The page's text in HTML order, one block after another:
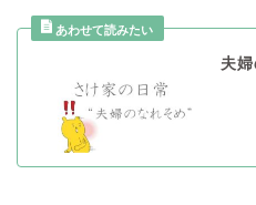
夫